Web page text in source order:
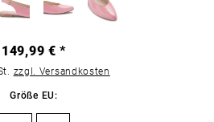
149,99 € *
zzgl. Versandkosten
Größe EU: